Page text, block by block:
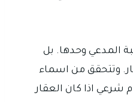
المدعي وحدها. بل
وتتحقق من اسماء
شرعي اذا كان العقار